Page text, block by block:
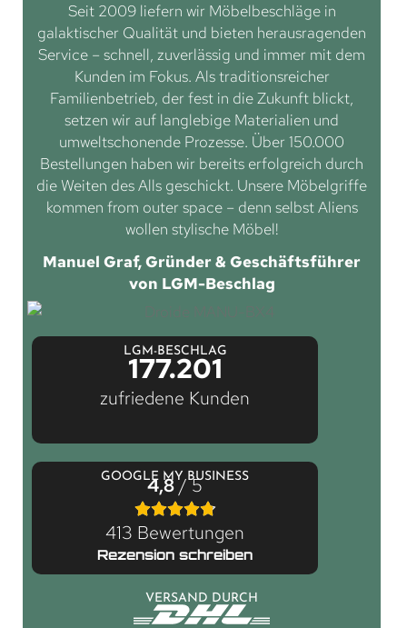
Seit 2009 liefern wir Möbelbeschläge in
galaktischer Qualität und bieten herausragenden
Service – schnell, zuverlässig und immer mit dem
Kunden im Fokus. Als traditionsreicher
Familienbetrieb, der fest in die Zukunft blickt,
setzen wir auf langlebige Materialien und
umweltschonende Prozesse. Über 150.000
Bestellungen haben wir bereits erfolgreich durch
die Weiten des Alls geschickt. Unsere Möbelgriffe
kommen from outer space – denn selbst Aliens
wollen stylische Möbel!
Manuel Graf, Gründer & Geschäftsführer
von LGM-Beschlag
LGM-BESCHLAG
177.201
zufriedene Kunden
GOOGLE MY BUSINESS
4,8/ 5
413 Bewertungen
Rezension schreiben
VERSAND DURCH